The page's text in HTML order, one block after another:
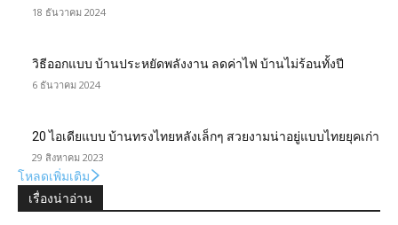
18 ธันวาคม 2024
วิธีออกแบบ บ้านประหยัดพลังงาน ลดค่าไฟ บ้านไม่ร้อนทั้งปี
6 ธันวาคม 2024
20 ไอเดียแบบ บ้านทรงไทยหลังเล็กๆ สวยงามน่าอยู่แบบไทยยุคเก่า
29 สิงหาคม 2023
โหลดเพิ่มเติม
เรื่องน่าอ่าน